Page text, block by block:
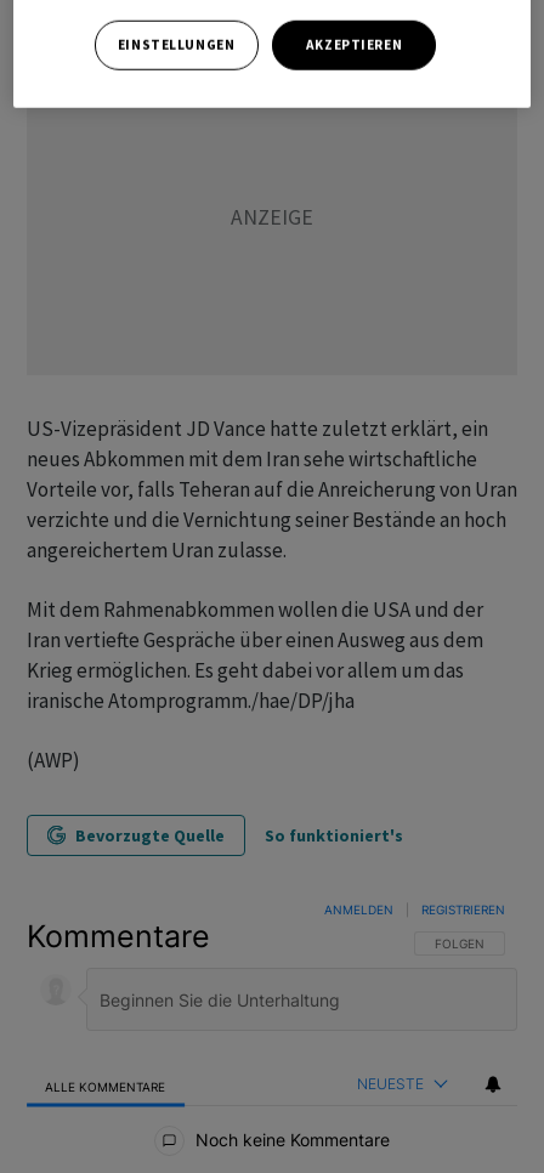
Abkommens mit Teheran.
US-Vizepräsident JD Vance hatte zuletzt erklärt, ein
neues Abkommen mit dem Iran sehe wirtschaftliche
Vorteile vor, falls Teheran auf die Anreicherung von Uran
verzichte und die Vernichtung seiner Bestände an hoch
angereichertem Uran zulasse.
Mit dem Rahmenabkommen wollen die USA und der
Iran vertiefte Gespräche über einen Ausweg aus dem
Krieg ermöglichen. Es geht dabei vor allem um das
iranische Atomprogramm./hae/DP/jha
(AWP)
Bevorzugte Quelle So funktioniert's
Kommentare FOLGE DIESER
FOLGEN
ANMELDEN REGISTRIEREN
ALLE KOMMENTARE NEUESTE
Noch keine Kommentare
EINSTELLUNGEN AKZEPTIEREN